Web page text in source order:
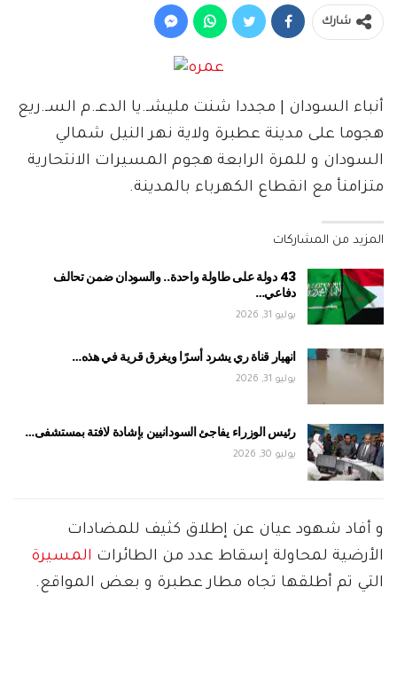
شارك
أنباء السودان | مجددا شنت مليشـ.يا الدعـ.م السـ.ريع
هجوما على مدينة عطبرة ولاية نهر النيل شمالي
السودان و للمرة الرابعة هجوم المسيرات الانتحارية
متزامنأ مع انقطاع الكهرباء بالمدينة.
المزيد من المشاركات
43 دولة على طاولة واحدة.. والسودان ضمن تحالف
دفاعي…
يوليو 31, 2026
انهيار قناة ري يشرد أسرًا ويغرق قرية في هذه…
يوليو 31, 2026
رئيس الوزراء يفاجئ السودانيين بإشادة لافتة بمستشفى…
يوليو 30, 2026
و أفاد شهود عيان عن إطلاق كثيف للمضادات
الأرضية لمحاولة إسقاط عدد من الطائرات المسيرة
التي تم أطلقها تجاه مطار عطبرة و بعض المواقع.